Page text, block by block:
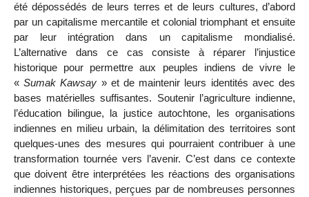
été dépossédés de leurs terres et de leurs cultures, d’abord
par un capitalisme mercantile et colonial triomphant et ensuite
par leur intégration dans un capitalisme mondialisé.
L’alternative dans ce cas consiste à réparer l’injustice
historique pour permettre aux peuples indiens de vivre le
«Sumak Kawsay » et de maintenir leurs identités avec des
bases matérielles suffisantes. Soutenir l’agriculture indienne,
l’éducation bilingue, la justice autochtone, les organisations
indiennes en milieu urbain, la délimitation des territoires sont
quelques-unes des mesures qui pourraient contribuer à une
transformation tournée vers l’avenir. C’est dans ce contexte
que doivent être interprétées les réactions des organisations
indiennes historiques, perçues par de nombreuses personnes